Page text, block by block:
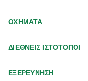
ΟΧΗΜΑΤΑ
ΔΙΕΘΝΕΙΣ ΙΣΤΟΤΟΠΟΙ
ΕΞΕΡΕΥΝΗΣΗ